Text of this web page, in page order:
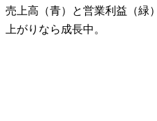
売上高（青）と営業利益（緑
上がりなら成長中。